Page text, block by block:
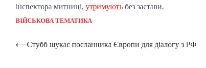
інспектора митниці, утримують без застави.
ВІЙСЬКОВА ТЕМАТИКА
Post
⟵Стубб шукає посланника Європи для діалогу з РФ